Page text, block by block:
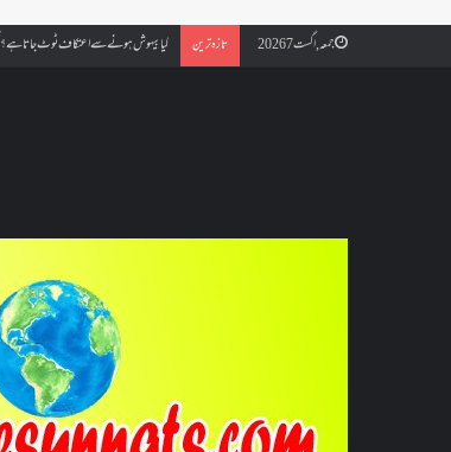
جمعہ, اگست 7 2026 تازہ ترین کیا بیہوش ہونے سے اعتکاف ٹوٹ جاتا ہے؟ اگر